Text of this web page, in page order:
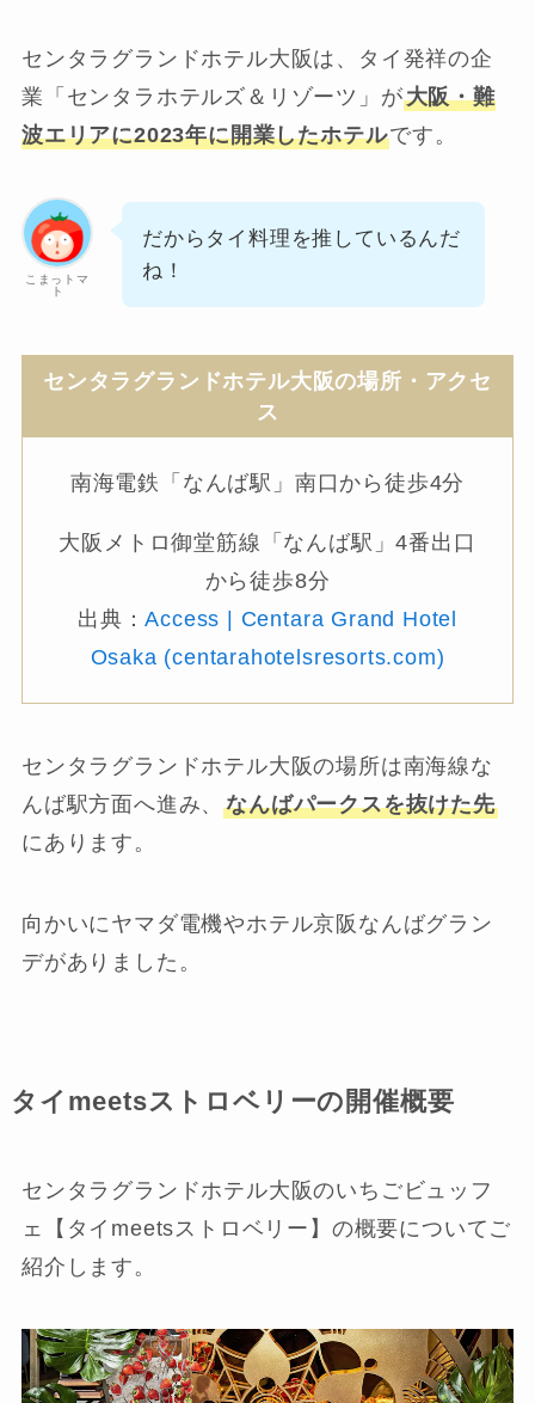
センタラグランドホテル大阪は、タイ発祥の企
業「センタラホテルズ＆リゾーツ」が大阪・難
波エリアに2023年に開業したホテルです。
こまっトマ
ト
だからタイ料理を推しているんだ
ね！
センタラグランドホテル大阪の場所・アクセ
ス
南海電鉄「なんば駅」南口から徒歩4分
大阪メトロ御堂筋線「なんば駅」4番出口
から徒歩8分
出典：Access | Centara Grand Hotel
Osaka (centarahotelsresorts.com)
センタラグランドホテル大阪の場所は南海線な
んば駅方面へ進み、なんばパークスを抜けた先
にあります。
向かいにヤマダ電機やホテル京阪なんばグラン
デがありました。
タイmeetsストロベリーの開催概要
センタラグランドホテル大阪のいちごビュッフ
ェ【タイmeetsストロベリー】の概要についてご
紹介します。